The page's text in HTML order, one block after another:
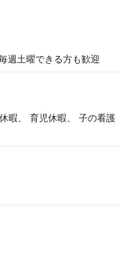
週土曜できる方も歓迎
暇、 育児休暇、
子の看護